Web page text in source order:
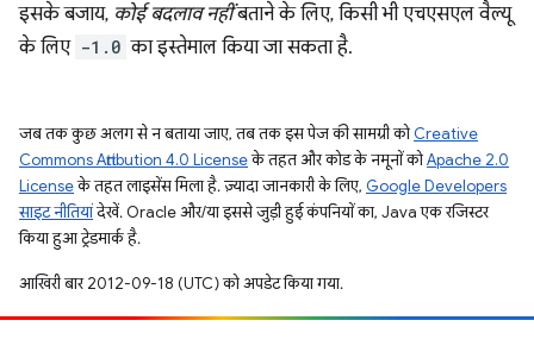
इसके बजाय, कोई बदलाव नहींबताने के लिए, किसी भी एचएसएल वैल्यू
के लिए -1.0 का इस्तेमाल किया जा सकता है.
जब तक कुछ अलग से न बताया जाए, तब तक इस पेज की सामग्री कोCreative
Commons Attribution 4.0 Licenseके तहत और कोड के नमूनों कोApache 2.0
Licenseके तहत लाइसेंस मिला है. ज़्यादा जानकारी के लिए, Google Developers
साइट नीतियांदेखें. Oracle और/या इससे जुड़ी हुई कंपनियों का, Java एक रजिस्टर
किया हुआ ट्रेडमार्क है.
आखिरी बार 2012-09-18 (UTC) को अपडेट किया गया.